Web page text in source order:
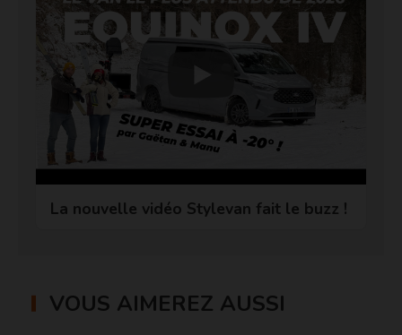
La nouvelle vidéo Stylevan fait le buzz !
VOUS AIMEREZ AUSSI